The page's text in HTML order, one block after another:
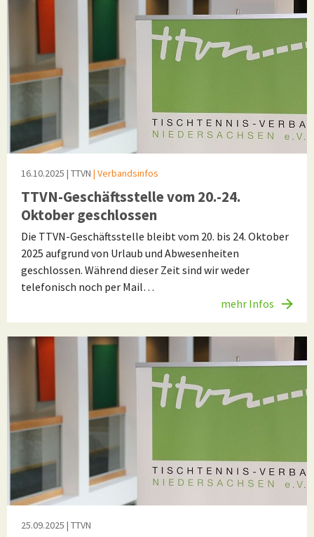
16.10.2025 | TTVN | Verbandsinfos
TTVN-Geschäftsstelle vom 20.-24.
Oktober geschlossen
Die TTVN-Geschäftsstelle bleibt vom 20. bis 24. Oktober
2025 aufgrund von Urlaub und Abwesenheiten
geschlossen. Während dieser Zeit sind wir weder
telefonisch noch per Mail…
mehr Infos
25.09.2025 | TTVN